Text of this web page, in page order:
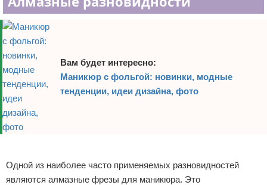
Вам будет интересно:
Маникюр с фольгой: новинки, модные
тенденции, идеи дизайна, фото
Одной из наиболее часто применяемых разновидностей
являются алмазные фрезы для маникюра. Это